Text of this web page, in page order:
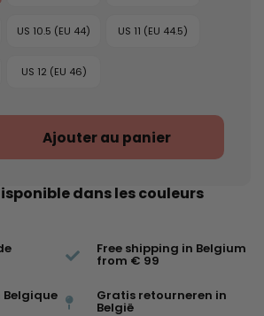
US 10.5 (EU 44) US 11 (EU 44.5)
US 12 (EU 46)
Ajouter au panier
dans les couleurs
Free shipping in Belgium
from € 99
Belgique Gratis retourneren in
België